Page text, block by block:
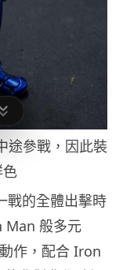
途參戰，因此裝
戰的全體出擊時
Man 般多元
作，配合 Iron